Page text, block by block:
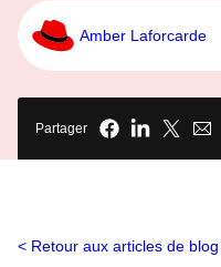
Amber Laforcarde
Partager
Retour aux articles de blog